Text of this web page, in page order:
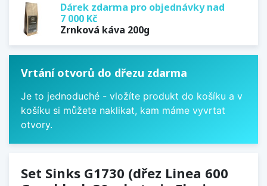
Dárek zdarma pro objednávky nad
7 000 Kč
Zrnková káva 200g
Vrtání otvorů do dřezu zdarma
Je to jednoduché - vložíte produkt do košíku a v
košíku si můžete naklikat, kam máme vyvrtat
otvory.
Set Sinks G1730 (dřez Linea 600